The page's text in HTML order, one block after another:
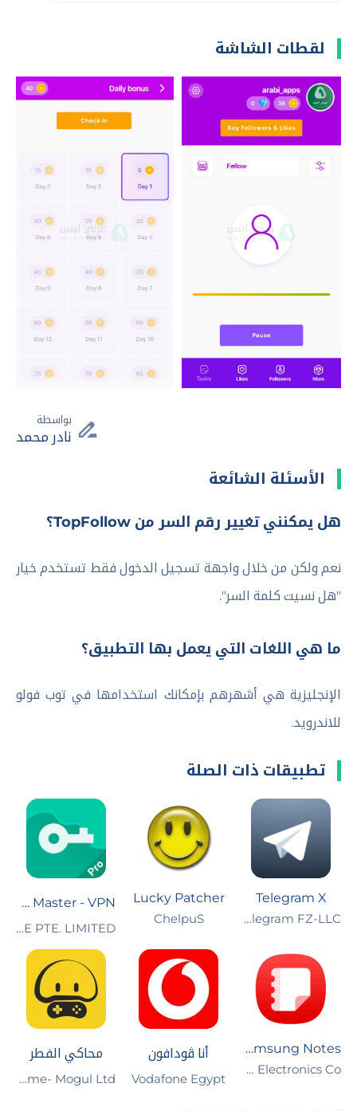
لقطات الشاشة
بواسطة
نادر محمد
الأسئلة الشائعة
هل يمكنني تغيير رقم السر من TopFollow؟
نعم ولكن من خلال واجهة تسجيل الدخول فقط تستخدم خيار
"هل نسيت كلمة السر".
ما هي اللغات التي يعمل بها التطبيق؟
الإنجليزية هي أشهرهم بإمكانك استخدامها في توب فولو
للاندرويد.
تطبيقات ذات الصلة
Telegram X
Telegram FZ-LLC‏
Lucky Patcher
ChelpuS
VPN Proxy Master - VPN أمانًا
LEMON CLOVE PTE. LIMITED‏
Samsung Notes
Samsung Electronics Co.
أنا ڤودافون
Vodafone Egypt͏
محاكي الفطر
Popular Cloud Game- Mogul Ltd.‏